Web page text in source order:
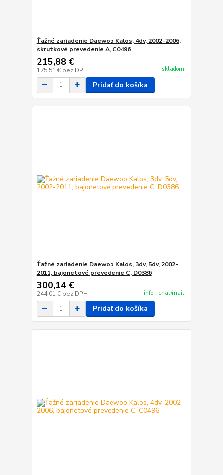
Ťažné zariadenie Daewoo Kalos, 4dv, 2002-2006,
skrutkové prevedenie A, C0496
215,88 €
175,51 € bez DPH skladom
Pridať do košíka
Ťažné zariadenie Daewoo Kalos, 3dv, 5dv, 2002-
2011, bajonetové prevedenie C, D0386
300,14 €
244,01 € bez DPH info - chat/mail
Pridať do košíka